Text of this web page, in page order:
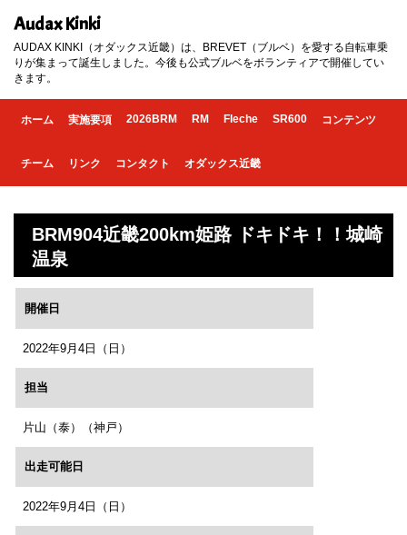
Audax Kinki
AUDAX KINKI（オダックス近畿）は、BREVET（ブルベ）を愛する自転車乗
りが集まって誕生しました。今後も公式ブルベをボランティアで開催してい
きます。
ホーム 実施要項 2026BRM RM Fleche SR600 コンテンツ
チーム リンク コンタクト オダックス近畿
BRM904近畿200km姫路 ドキドキ！！城崎
温泉
開催日
2022年9月4日（日）
担当
片山（泰）（神戸）
出走可能日
2022年9月4日（日）